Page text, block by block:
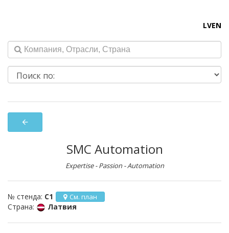
LVEN
arrow_back
SMC Automation
Expertise - Passion - Automation
№ стенда: C1 См. план
Страна: Латвия